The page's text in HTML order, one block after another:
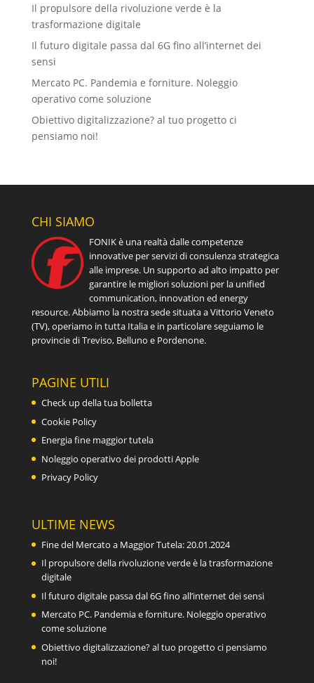
Il propulsore della rivoluzione verde è la
trasformazione digitale
Il futuro digitale passa dal 6G fino all’internet dei
sensi
Mercato PC. Pandemia e forniture. Noleggio
operativo come soluzione
Obiettivo digitalizzazione? al tuo progetto ci
pensiamo noi!
CHI SIAMO
FONIK è una realtà dalle competenze
innovative per servizi di consulenza strategica
alle imprese. Un supporto ad alto impatto per
garantire le migliori soluzioni per la unified
communication, innovation ed energy
resource. Abbiamo la nostra sede situata a Vittorio Veneto
(TV), operiamo in tutta Italia e in particolare seguiamo le
provincie di Treviso, Belluno e Pordenone.
PAGINE UTILI
Check up della tua bolletta
Cookie Policy
Energia fine maggior tutela
Noleggio operativo dei prodotti Apple
Privacy Policy
ULTIME NEWS
Fine del Mercato a Maggior Tutela: 20.01.2024
Il propulsore della rivoluzione verde è la trasformazione
digitale
Il futuro digitale passa dal 6G fino all’internet dei sensi
Mercato PC. Pandemia e forniture. Noleggio operativo
come soluzione
Obiettivo digitalizzazione? al tuo progetto ci pensiamo
noi!